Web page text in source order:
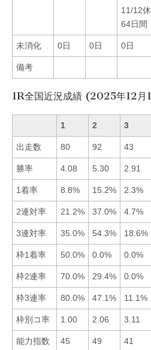
11/12
64日間
未消化 0日 0日 0日
備考
1R全国近況成績 (2025年12月
1 2 3
出走数 80 92 43
勝率 4.08 5.30 2.91
1着率 8.8% 15.2% 2.3%
2連対率 21.2% 37.0% 4.7%
3連対率 35.0% 54.3% 18.6%
枠1着率 50.0% 0.0% 0.0%
枠2連率 70.0% 29.4% 0.0%
枠3連率 80.0% 47.1% 11.1%
枠別コ率 1.00 2.06 3.11
能力指数 45 49 41